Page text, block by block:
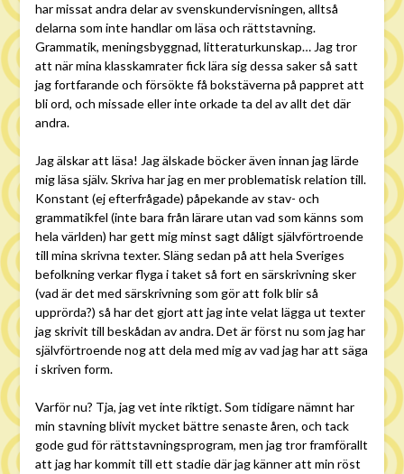
har missat andra delar av svenskundervisningen, alltså
delarna som inte handlar om läsa och rättstavning.
Grammatik, meningsbyggnad, litteraturkunskap… Jag tror
att när mina klasskamrater fick lära sig dessa saker så satt
jag fortfarande och försökte få bokstäverna på pappret att
bli ord, och missade eller inte orkade ta del av allt det där
andra.
Jag älskar att läsa! Jag älskade böcker även innan jag lärde
mig läsa själv. Skriva har jag en mer problematisk relation till.
Konstant (ej efterfrågade) påpekande av stav- och
grammatikfel (inte bara från lärare utan vad som känns som
hela världen) har gett mig minst sagt dåligt självförtroende
till mina skrivna texter. Släng sedan på att hela Sveriges
befolkning verkar flyga i taket så fort en särskrivning sker
(vad är det med särskrivning som gör att folk blir så
upprörda?) så har det gjort att jag inte velat lägga ut texter
jag skrivit till beskådan av andra. Det är först nu som jag har
självförtroende nog att dela med mig av vad jag har att säga
i skriven form.
Varför nu? Tja, jag vet inte riktigt. Som tidigare nämnt har
min stavning blivit mycket bättre senaste åren, och tack
gode gud för rättstavningsprogram, men jag tror framförallt
att jag har kommit till ett stadie där jag känner att min röst